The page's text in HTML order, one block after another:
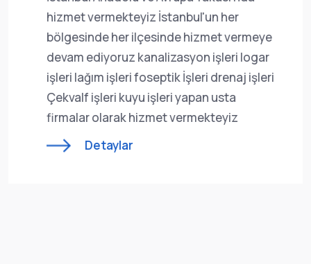
hizmet vermekteyiz İstanbul'un her
bölgesinde her ilçesinde hizmet vermeye
devam ediyoruz kanalizasyon işleri logar
işleri lağım işleri foseptik İşleri drenaj işleri
Çekvalf işleri kuyu işleri yapan usta
firmalar olarak hizmet vermekteyiz
Detaylar